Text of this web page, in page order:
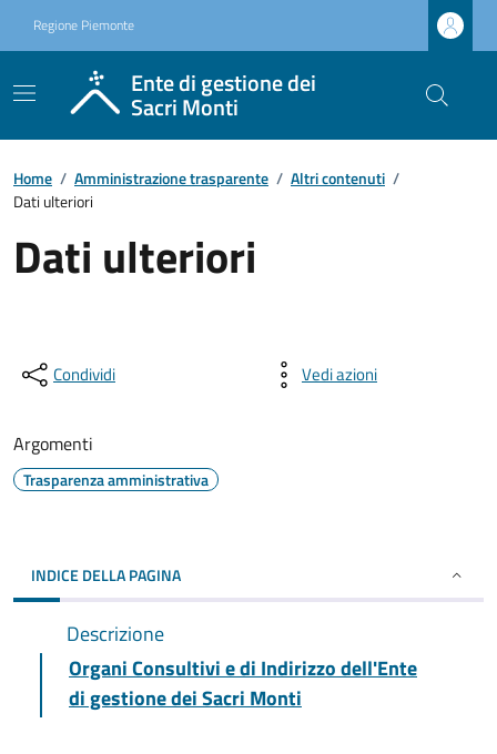
Regione Piemonte
Ente di gestione dei
Sacri Monti
Home / Amministrazione trasparente / Altri contenuti /
Dati ulteriori
Dati ulteriori
Condividi Vedi azioni
Argomenti
Trasparenza amministrativa
INDICE DELLA PAGINA
Descrizione
Organi Consultivi e di Indirizzo dell'Ente
di gestione dei Sacri Monti